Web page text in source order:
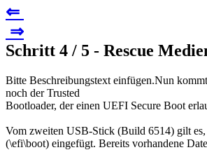
⇐
⇒
Schritt 4 / 5 - Rescue
Bitte Beschreibungstext einfügen.Nun
noch der Trusted
Bootloader, der einen UEFI Secure Boot
Vom zweiten USB-Stick (Build 6514) gilt
(\efi\boot) eingefügt. Bereits vorhandene